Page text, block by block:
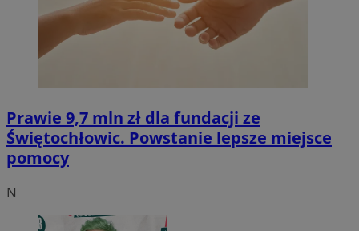
Prawie 9,7 mln zł dla fundacji ze
Świętochłowic. Powstanie lepsze miejsce
pomocy
N